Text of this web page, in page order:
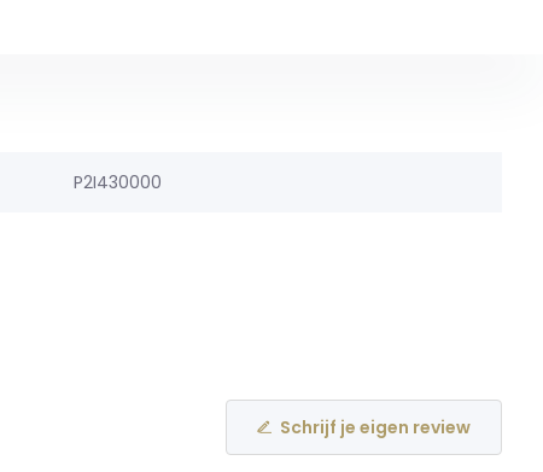
P2I430000
Schrijf je eigen review